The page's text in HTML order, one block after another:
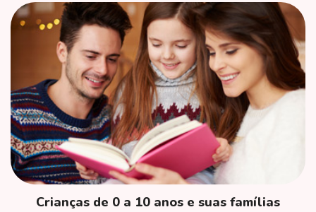
Crianças de 0 a 10 anos e suas famílias